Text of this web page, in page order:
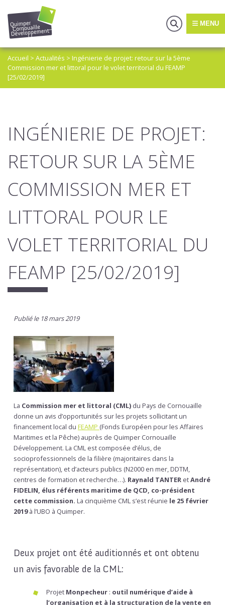
MENU
Accueil > Actualités > Ingénierie de projet: retour sur la 5ème
Commission mer et littoral pour le volet territorial du FEAMP
[25/02/2019]
INGÉNIERIE DE PROJET:
RETOUR SUR LA 5ÈME
COMMISSION MER ET
LITTORAL POUR LE
VOLET TERRITORIAL DU
FEAMP [25/02/2019]
Publié le 18 mars 2019
La Commission mer et littoral (CML) du Pays de Cornouaille
donne un avis d’opportunités sur les projets sollicitant un
financement local du FEAMP (Fonds Européen pour les Affaires
Maritimes et la Pêche) auprès de Quimper Cornouaille
Développement. La CML est composée d’élus, de
socioprofessionnels de la filière (majoritaires dans la
représentation), et d’acteurs publics (N2000 en mer, DDTM,
centres de formation et recherche…). Raynald TANTER etAndré
FIDELIN, élus référents maritime de QCD, co-président
cette commission. La cinquième CML s’est réunie le 25 février
2019à l’UBO à Quimper.
Deux projet ont été auditionnés et ont obtenu
un avis favorable de la CML:
Projet Monpecheur : outil numérique d’aide à
l’organisation et à la structuration de la vente en